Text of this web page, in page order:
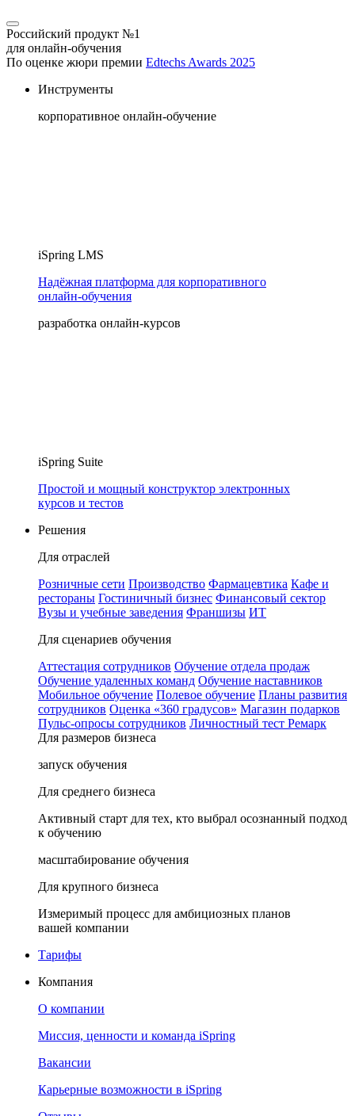
Российский продукт №1
для онлайн-обучения
По оценке жюри премии Edtechs Awards 2025
Инструменты
корпоративное онлайн-обучение
iSpring LMS
Надёжная платформа для корпоративного
онлайн‑обучения
разработка онлайн-курсов
iSpring Suite
Простой и мощный конструктор электронных
курсов и тестов
Решения
Для отраслей
Розничные сети Производство Фармацевтика Кафе и
рестораны Гостиничный бизнес Финансовый сектор
Вузы и учебные заведения Франшизы ИТ
Для сценариев обучения
Аттестация сотрудников Обучение отдела продаж
Обучение удаленных команд Обучение наставников
Мобильное обучение Полевое обучение Планы развития
сотрудников Оценка «360 градусов» Магазин подарков
Пульс-опросы сотрудников Личностный тест Ремарк
Для размеров бизнеса
запуск обучения
Для среднего бизнеса
Активный старт для тех, кто выбрал осознанный подход
к обучению
масштабирование обучения
Для крупного бизнеса
Измеримый процесс для амбициозных планов
вашей компании
Тарифы
Компания
О компании
Миссия, ценности и команда iSpring
Вакансии
Карьерные возможности в iSpring